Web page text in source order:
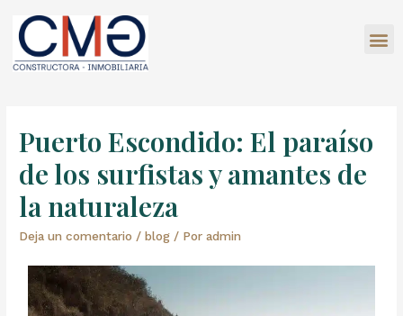
Puerto Escondido: El paraíso
de los surfistas y amantes de
la naturaleza
Deja un comentario /blog / Poradmin